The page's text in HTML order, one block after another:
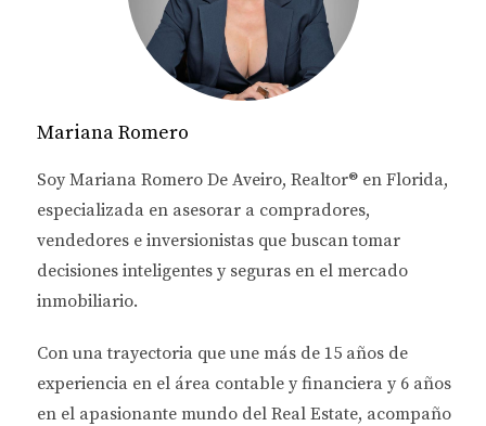
investigación de mercado y cómo puede influir en tu
éxito como inversor.
IMPORTANCIA DE LA
INVESTIGACIÓN DE
MERCADO
Realizar una investigación de mercado no solo es
recomendable; es crucial para cualquier persona
que desee invertir en bienes raíces. Aquí te
deberías considerar esta práctica.
Tendencias del Mercado Inmobiliario
Mariana Romero
Soy Mariana Romero De Aveiro, Realtor® en Florida,
especializada en asesorar a compradores,
vendedores e inversionistas que buscan tomar
decisiones inteligentes y seguras en el mercado
inmobiliario.
Con una trayectoria que une más de 15 años de
experiencia en el área contable y financiera y 6 años
en el apasionante mundo del Real Estate, acompaño